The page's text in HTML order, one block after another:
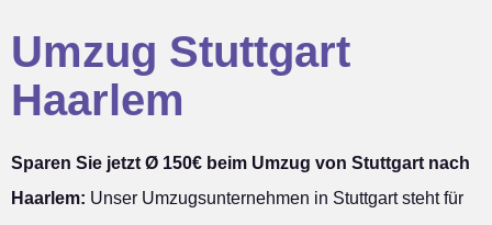
Umzug Stuttgart
Haarlem
Sparen Sie jetzt Ø 150€ beim Umzug von Stuttgart nach
Haarlem: Unser Umzugsunternehmen in Stuttgart steht für